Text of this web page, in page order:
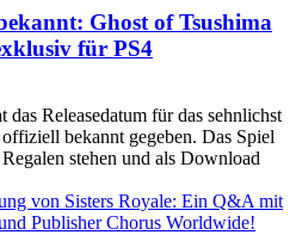
Ghost of Tsushima
für PS4
Releasedatum für das sehnlichst
bekannt gegeben. Das Spiel
stehen und als Download